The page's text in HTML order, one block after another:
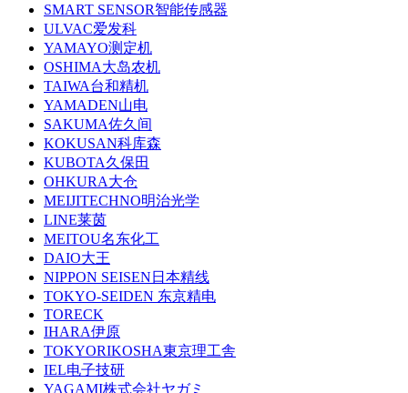
SMART SENSOR智能传感器
ULVAC爱发科
YAMAYO测定机
OSHIMA大岛农机
TAIWA台和精机
YAMADEN山电
SAKUMA佐久间
KOKUSAN科库森
KUBOTA久保田
OHKURA大仓
MEIJITECHNO明治光学
LINE莱茵
MEITOU名东化工
DAIO大王
NIPPON SEISEN日本精线
TOKYO-SEIDEN 东京精电
TORECK
IHARA伊原
TOKYORIKOSHA東京理工舎
IEL电子技研
YAGAMI株式会社ヤガミ